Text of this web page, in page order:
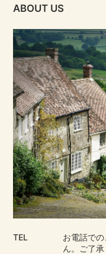
ABOUT US
TEL
お電話で
ん。